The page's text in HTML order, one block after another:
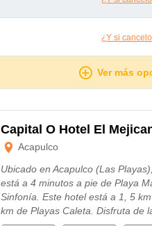
¿Y si
Ver más
Capital O Hotel El
Acapulco
Ubicado en Acapulco (Las
está a 4 minutos a pie de Playa
Sinfonía. Este hotel está a 1, 5
km de Playas Caleta. Disfruta de